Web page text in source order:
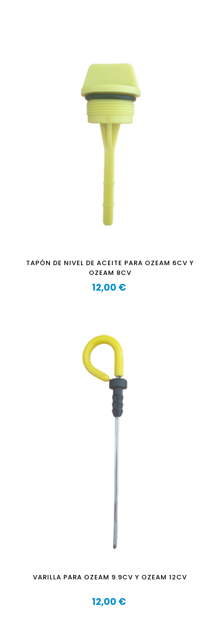
TAPÓN DE NIVEL DE ACEITE PARA OZEAM 6CV Y
OZEAM 8CV
Precio
12,00 €
VARILLA PARA OZEAM 9.9CV Y OZEAM 12CV
Precio
12,00 €